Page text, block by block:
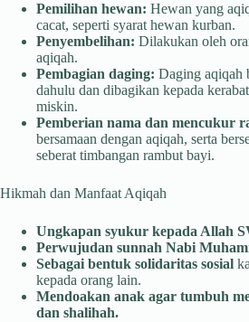
Pemilihan hewan: Hewan yang
cacat, seperti syarat hewan kurban.
Penyembelihan: Dilakukan oleh
aqiqah.
Pembagian daging: Daging aqiqah
dahulu dan dibagikan kepada
miskin.
Pemberian nama dan mencukur
bersamaan dengan aqiqah, serta
seberat timbangan rambut bayi.
Hikmah dan Manfaat Aqiqah
Ungkapan syukur kepada Allah
Perwujudan sunnah Nabi
Sebagai bentuk solidaritas sosial
kepada orang lain.
Mendoakan anak agar tumbuh
dan shalihah.